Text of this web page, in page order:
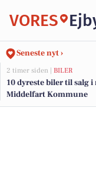
VORES
Seneste nyt ›
2 timer siden | BILER
10 dyreste biler til salg
Middelfart Kommune